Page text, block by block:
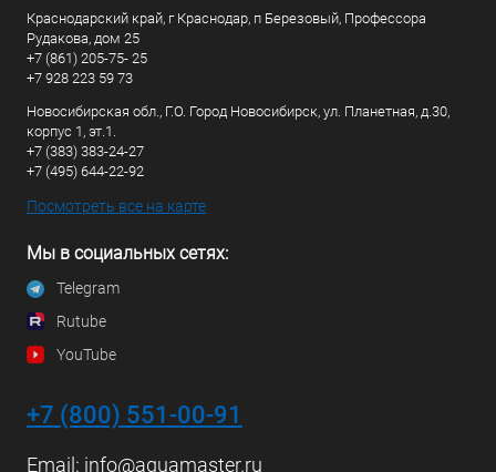
Краснодарский край, г Краснодар, п Березовый, Профессора
Рудакова, дом 25
+7 (861) 205-75- 25
+7 928 223 59 73
Новосибирская обл., Г.О. Город Новосибирск, ул. Планетная, д.30,
корпус 1, эт.1.
+7 (383) 383-24-27
+7 (495) 644-22-92
Посмотреть все на карте
Мы в социальных сетях:
Telegram
Rutube
YouTube
+7 (800) 551-00-91
Email: info@aquamaster.ru